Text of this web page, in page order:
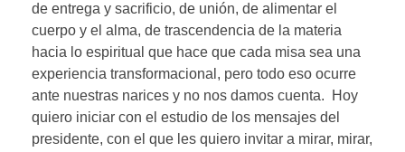
de entrega y sacrificio, de unión, de alimentar el
cuerpo y el alma, de trascendencia de la materia
hacia lo espiritual que hace que cada misa sea una
experiencia transformacional, pero todo eso ocurre
ante nuestras narices y no nos damos cuenta. Hoy
quiero iniciar con el estudio de los mensajes del
presidente, con el que les quiero invitar a mirar, mirar,